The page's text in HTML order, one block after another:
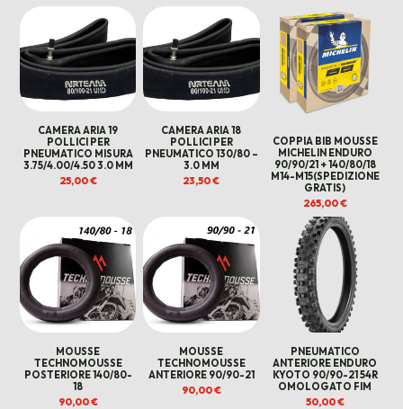
CAMERA ARIA 19
POLLICI PER
PNEUMATICO MISURA
3.75/4.00/4.50 3.0 MM
25,00€
CAMERA ARIA 18
POLLICI PER
PNEUMATICO 130/80 –
3.0 MM
23,50€
COPPIA BIB MOUSSE
MICHELIN ENDURO
90/90/21 + 140/80/18
M14-M15(SPEDIZIONE
GRATIS)
265,00€
MOUSSE
TECHNOMOUSSE
POSTERIORE 140/80-
18
90,00€
MOUSSE
TECHNOMOUSSE
ANTERIORE 90/90-21
90,00€
PNEUMATICO
ANTERIORE ENDURO
KYOTO 90/90-21 54R
OMOLOGATO FIM
50,00€